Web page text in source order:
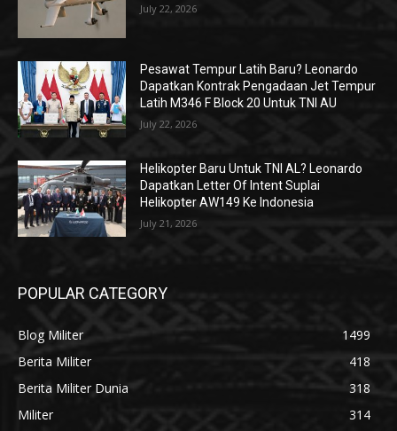
July 22, 2026
Pesawat Tempur Latih Baru? Leonardo
Dapatkan Kontrak Pengadaan Jet Tempur
Latih M346 F Block 20 Untuk TNI AU
July 22, 2026
Helikopter Baru Untuk TNI AL? Leonardo
Dapatkan Letter Of Intent Suplai
Helikopter AW149 Ke Indonesia
July 21, 2026
POPULAR CATEGORY
Blog Militer
1499
Berita Militer
418
Berita Militer Dunia
318
Militer
314